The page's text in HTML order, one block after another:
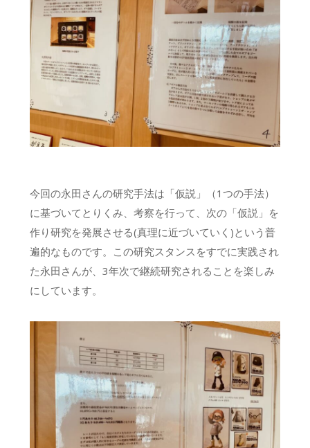
今回の永田さんの研究手法は「仮説」（1つの手法）
に基づいてとりくみ、考察を行って、次の「仮説」を
作り研究を発展させる(真理に近づいていく)という普
遍的なものです。この研究スタンスをすでに実践され
た永田さんが、3年次で継続研究されることを楽しみ
にしています。